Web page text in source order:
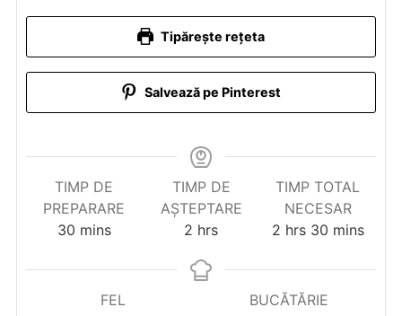
Tipărește rețeta
Salvează pe Pinterest
TIMP DE
PREPARARE
30minutes
mins
TIMP DE
AȘTEPTARE
2 hours
hrs
TIMP TOTAL
NECESAR
2hours
hrs 30minutes
mins
FEL
BUCĂTĂRIE